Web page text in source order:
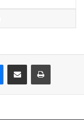
Messenger
E-Posta ile paylaş Yazdır